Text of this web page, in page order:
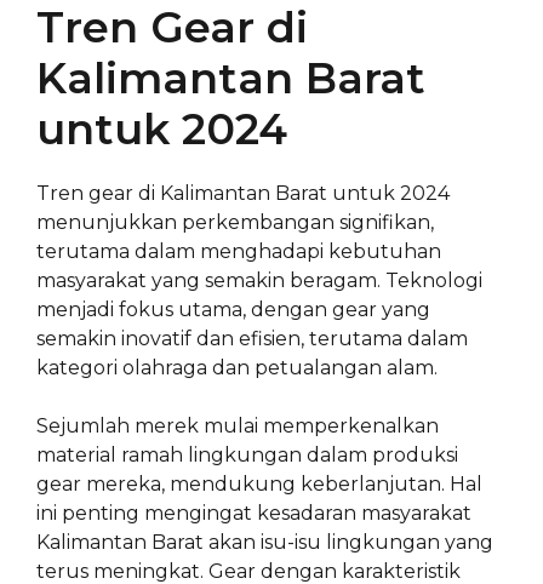
Tren Gear di
Kalimantan Barat
untuk 2024
Tren gear di Kalimantan Barat untuk 2024
menunjukkan perkembangan signifikan,
terutama dalam menghadapi kebutuhan
masyarakat yang semakin beragam. Teknologi
menjadi fokus utama, dengan gear yang
semakin inovatif dan efisien, terutama dalam
kategori olahraga dan petualangan alam.
Sejumlah merek mulai memperkenalkan
material ramah lingkungan dalam produksi
gear mereka, mendukung keberlanjutan. Hal
ini penting mengingat kesadaran masyarakat
Kalimantan Barat akan isu-isu lingkungan yang
terus meningkat. Gear dengan karakteristik